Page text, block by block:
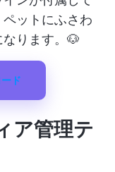
ットにふさわ
ります。🐶
ド
ア管理テ